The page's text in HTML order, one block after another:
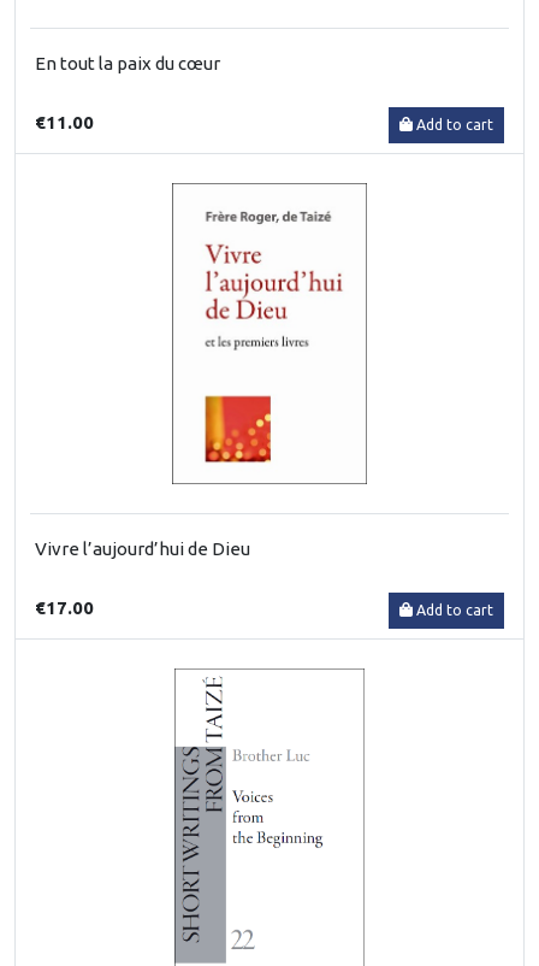
En tout la paix du cœur
€11.00 Add to cart
Vivre l’aujourd’hui de Dieu
€17.00 Add to cart